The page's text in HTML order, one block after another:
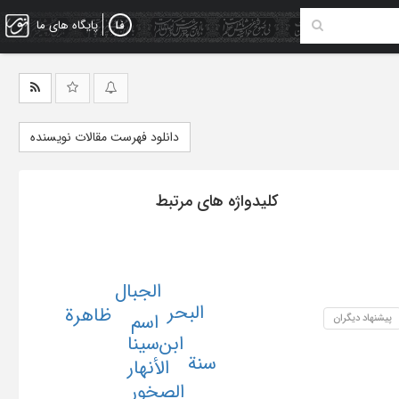
پایگاه های ما
دانلود فهرست مقالات نویسنده
پیشنهاد دیگران
کلیدواژه های مرتبط
ابن‌سینا
اسم
الأنهار
البحر
الجبال
الصخور
سنة
ظاهرة